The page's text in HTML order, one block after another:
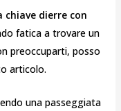
dierre con
fatica a trovare un
preoccuparti, posso
articolo.
una passeggiata